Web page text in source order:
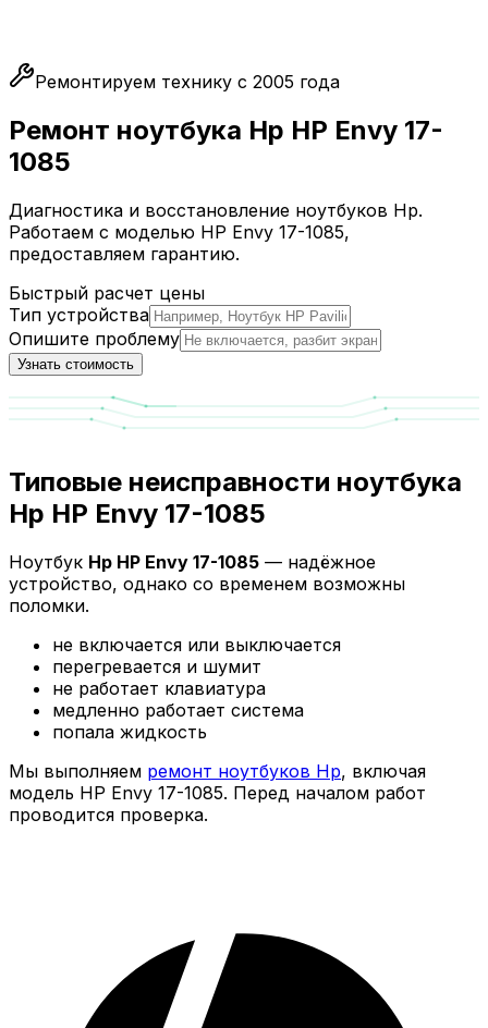
Ремонтируем технику с 2005 года
Ремонт ноутбука Hp HP Envy 17-
1085
Диагностика и восстановление ноутбуков Hp.
Работаем с моделью HP Envy 17-1085,
предоставляем гарантию.
Быстрый расчет цены
Тип устройства
Опишите проблему
Узнать стоимость
Типовые неисправности ноутбука
Hp HP Envy 17-1085
Ноутбук Hp HP Envy 17-1085 — надёжное
устройство, однако со временем возможны
поломки.
не включается или выключается
перегревается и шумит
не работает клавиатура
медленно работает система
попала жидкость
Мы выполняем ремонт ноутбуков Hp, включая
модель HP Envy 17-1085. Перед началом работ
проводится проверка.